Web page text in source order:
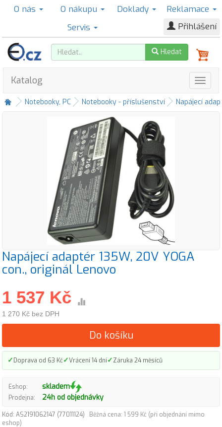
O nás O nákupu Doklady
Reklamace
Servis
Přihlášení
Hledat
Katalog
Notebooky, PC Notebooky - příslušenství Napájecí
Napájecí adaptér 135W, 20V YOGA
con., originál Lenovo
1 537 Kč
1 270 Kč bez DPH
Do košíku
✓Doprava od 63 Kč✓Vrácení 14 dní✓Záruka 24 měsíců
Eshop: skladem
Prodejna: 24h od objednávky
Kód: AS2191062147 (77011124)
Běžná cena: 1 599 Kč (při objednání mimo
eshop)